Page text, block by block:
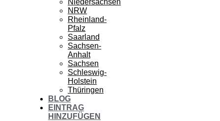
Niedersachsen
NRW
Rheinland-
Pfalz
Saarland
Sachsen-
Anhalt
Sachsen
Schleswig-
Holstein
Thüringen
BLOG
EINTRAG
HINZUFÜGEN